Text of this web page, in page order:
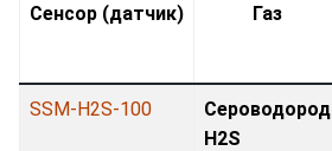
Сенсор (датчик) Газ
SSM-H2S-100
Сероводород
H2S